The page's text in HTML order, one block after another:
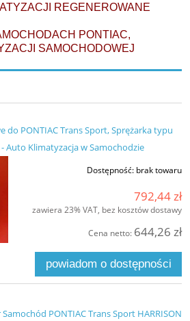
REGENEROWANE
PONTIAC,
SAMOCHODOWEJ
do PONTIAC Trans Sport, Sprężarka typu
- Auto Klimatyzacja w Samochodzie
Dostępność: brak towaru
792,44 zł
zawiera 23% VAT, bez kosztów dostawy
Cena netto: 644,26 zł
powiadom o dostępności
PONTIAC Trans Sport HARRISON